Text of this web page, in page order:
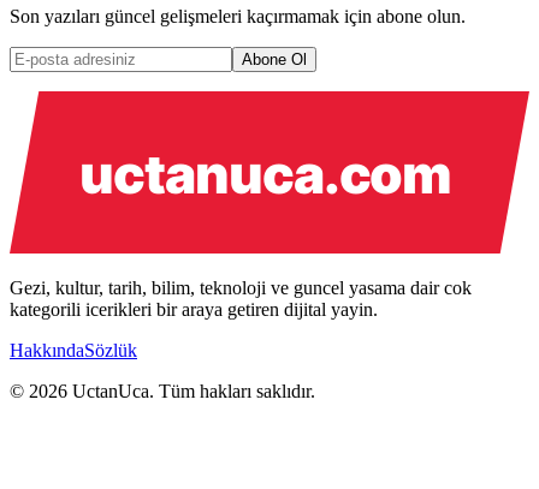
Son yazıları güncel gelişmeleri kaçırmamak için abone olun.
Abone Ol
Gezi, kultur, tarih, bilim, teknoloji ve guncel yasama dair cok
kategorili icerikleri bir araya getiren dijital yayin.
HakkındaSözlük
© 2026 UctanUca. Tüm hakları saklıdır.